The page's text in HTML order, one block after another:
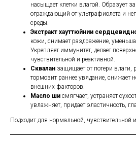
насыщает клетки влагой. Образует
ограждающий от ультрафиолета и
среды.
Экстракт хауттюйнии
кожи, снимает раздражение,
Укрепляет иммунитет, делает
чувствительной и реактивной.
Сквалан защищает от потери влаги,
тормозит раннее увядание, снижает
внешних факторов.
Масло ши смягчает, устраняет
увлажняет, придает эластичность,
Подходит для нормальной, чувствительной